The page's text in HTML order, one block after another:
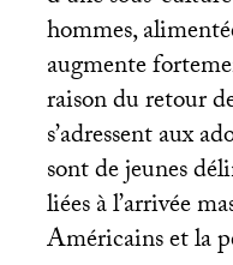
hommes,
augmente
raison du retour
s’adressent aux
sont de jeunes
liées à l’arrivée
Américains et la